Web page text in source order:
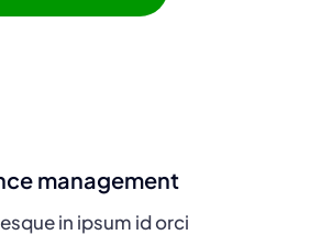
management
in ipsum id orci